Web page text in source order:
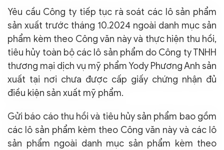
Yêu cầu Công ty tiếp tục rà soát các lô sản phẩm
sản xuất trước tháng 10.2024 ngoài danh mục sản
phẩm kèm theo Công văn này và thực hiện thu hồi,
tiêu hủy toàn bộ các lô sản phẩm do Công ty TNHH
thương mại dịch vụ mỹ phẩm Yody Phương Anh sản
xuất tại nơi chưa được cấp giấy chứng nhận đủ
điều kiện sản xuất mỹ phẩm.
Gửi báo cáo thu hồi và tiêu hủy sản phẩm bao gồm
các lô sản phẩm kèm theo Công văn này và các lô
sản phẩm ngoài danh mục sản phẩm kèm theo